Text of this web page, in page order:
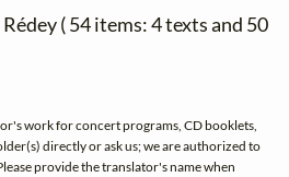
( 54 items: 4 texts and 50
work for concert programs, CD booklets,
directly or ask us; we are authorized to
provide the translator's name when